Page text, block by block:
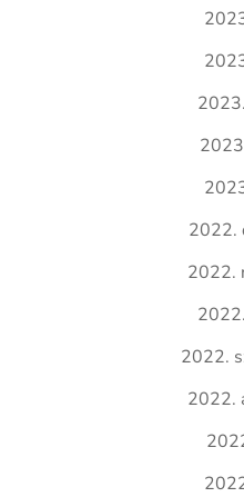
2022.
2022.
2022.
2022.